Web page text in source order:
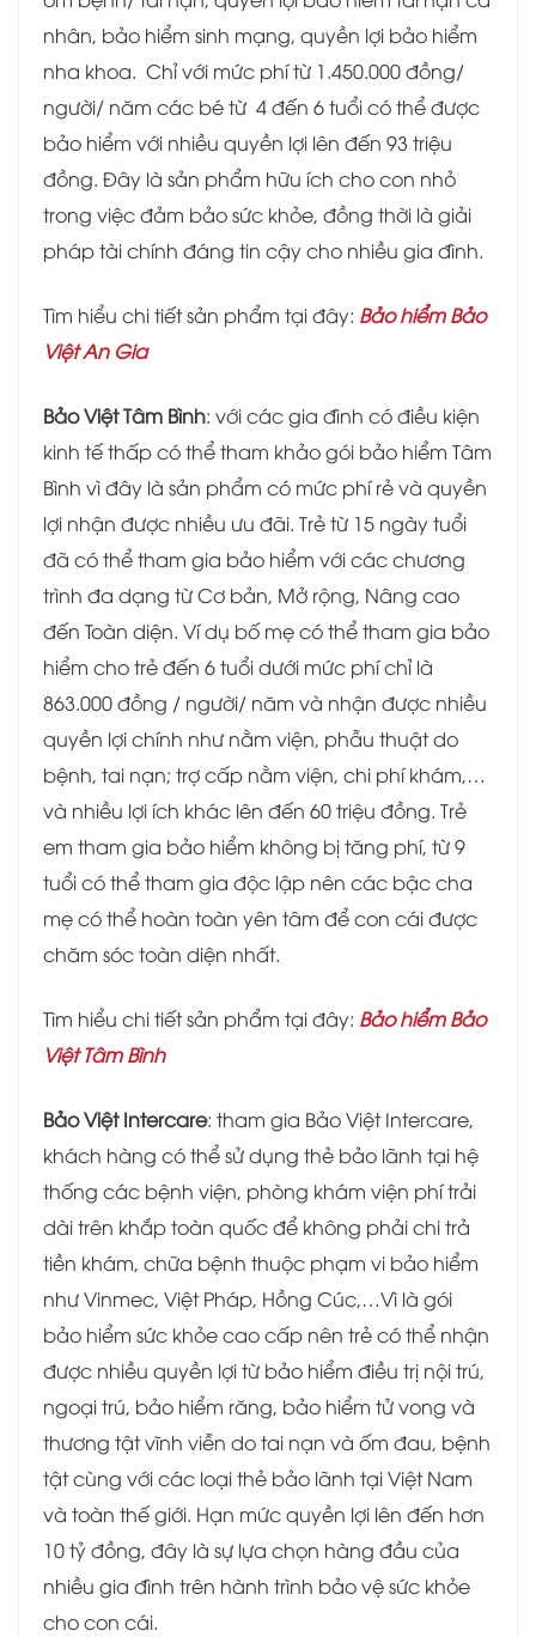
nhân, bảo hiểm sinh mạng, quyền lợi bảo hiểm
nha khoa. Chỉ với mức phí từ 1.450.000 đồng/
người/ năm các bé từ 4 đến 6 tuổi có thể được
bảo hiểm với nhiều quyền lợi lên đến 93 triệu
đồng. Đây là sản phẩm hữu ích cho con nhỏ
trong việc đảm bảo sức khỏe, đồng thời là giải
pháp tài chính đáng tin cậy cho nhiều gia đình.
Tìm hiểu chi tiết sản phẩm tại đây: Bảo hiểm Bảo
Việt An Gia
Bảo Việt Tâm Bình: với các gia đình có điều kiện
kinh tế thấp có thể tham khảo gói bảo hiểm Tâm
Bình vì đây là sản phẩm có mức phí rẻ và quyền
lợi nhận được nhiều ưu đãi. Trẻ từ 15 ngày tuổi
đã có thể tham gia bảo hiểm với các chương
trình đa dạng từ Cơ bản, Mở rộng, Nâng cao
đến Toàn diện. Ví dụ bố mẹ có thể tham gia bảo
hiểm cho trẻ đến 6 tuổi dưới mức phí chỉ là
863.000 đồng / người/ năm và nhận được nhiều
quyền lợi chính như nằm viện, phẫu thuật do
bệnh, tai nạn; trợ cấp nằm viện, chi phí khám,…
và nhiều lợi ích khác lên đến 60 triệu đồng. Trẻ
em tham gia bảo hiểm không bị tăng phí, từ 9
tuổi có thể tham gia độc lập nên các bậc cha
mẹ có thể hoàn toàn yên tâm để con cái được
chăm sóc toàn diện nhất.
Tìm hiểu chi tiết sản phẩm tại đây: Bảo hiểm Bảo
Việt Tâm Bình
Bảo Việt Intercare: tham gia Bảo Việt Intercare,
khách hàng có thể sử dụng thẻ bảo lãnh tại hệ
thống các bệnh viện, phòng khám viện phí trải
dài trên khắp toàn quốc để không phải chi trả
tiền khám, chữa bệnh thuộc phạm vi bảo hiểm
như Vinmec, Việt Pháp, Hồng Cúc,…Vì là gói
bảo hiểm sức khỏe cao cấp nên trẻ có thể nhận
được nhiều quyền lợi từ bảo hiểm điều trị nội trú,
ngoại trú, bảo hiểm răng, bảo hiểm tử vong và
thương tật vĩnh viễn do tai nạn và ốm đau, bệnh
tật cùng với các loại thẻ bảo lãnh tại Việt Nam
và toàn thế giới. Hạn mức quyền lợi lên đến hơn
10 tỷ đồng, đây là sự lựa chọn hàng đầu của
nhiều gia đình trên hành trình bảo vệ sức khỏe
cho con cái.